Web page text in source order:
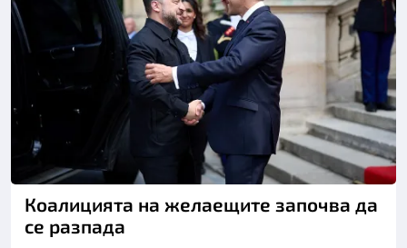
Коалицията на желаещите започва да
се разпада